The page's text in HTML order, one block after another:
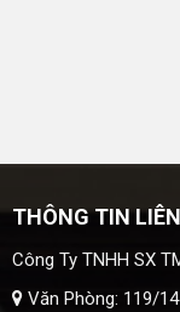
THÔNG TIN
Công Ty TNHH SX
Văn Phòng: 119/14